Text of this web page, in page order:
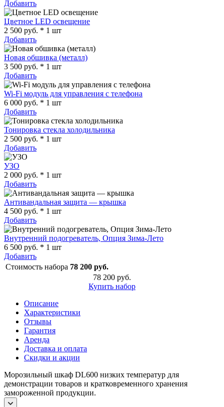
Добавить
Цветное LED освещение
2 500 руб. * 1 шт
Добавить
Новая обшивка (металл)
3 500 руб. * 1 шт
Добавить
Wi-Fi модуль для управления с телефона
6 000 руб. * 1 шт
Добавить
Тонировка стекла холодильника
2 500 руб. * 1 шт
Добавить
УЗО
2 000 руб. * 1 шт
Добавить
Антивандальная защита — крышка
4 500 руб. * 1 шт
Добавить
Внутренний подогреватель, Опция Зима-Лето
6 500 руб. * 1 шт
Добавить
Стоимость набора 78 200 руб.
78 200 руб.
Купить набор
Описание
Характеристики
Отзывы
Гарантия
Аренда
Доставка и оплата
Скидки и акции
Морозильный шкаф DL600 низких температур для
демонстрации товаров и кратковременного хранения
замороженной продукции.